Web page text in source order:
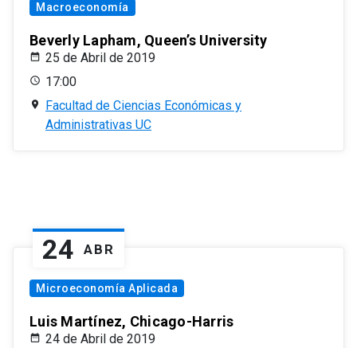
Macroeconomía
Beverly Lapham, Queen’s University
25 de Abril de 2019
17:00
Facultad de Ciencias Económicas y
Administrativas UC
24 ABR
Microeconomía Aplicada
Luis Martínez, Chicago-Harris
24 de Abril de 2019